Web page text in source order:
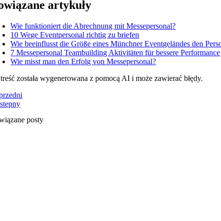
artykuły
Wie funktioniert die Abrechnung mit Messepersonal?
10 Wege Eventpersonal richtig zu briefen
Wie beeinflusst die Größe eines Münchner Eventgeländes den
7 Messepersonal Teambuilding Aktivitäten für bessere Performance
Wie misst man den Erfolg von Messepersonal?
została wygenerowana z pomocą AI i może zawierać błędy.
posty